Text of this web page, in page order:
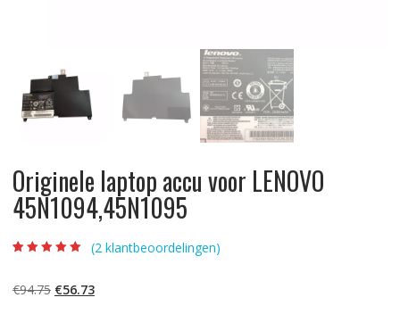
Originele laptop accu voor LENOVO
45N1094,45N1095
gebaseerd op
klantbeoordelinge
(2 klantbeoordelingen)
€94.75 Oorspronkelijke
€56.73Huidige